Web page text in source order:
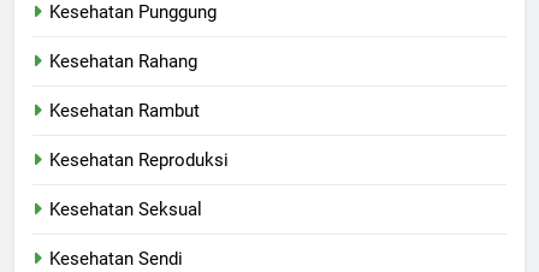
Kesehatan Punggung
Kesehatan Rahang
Kesehatan Rambut
Kesehatan Reproduksi
Kesehatan Seksual
Kesehatan Sendi